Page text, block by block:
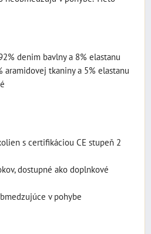
denim bavlny a 8% elastanu
aramidovej tkaniny a 5% elastanu
s certifikáciou CE stupeň 2
dostupné ako doplnkové
v pohybe